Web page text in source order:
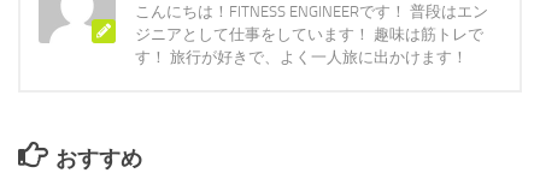
こんにちは！FITNESS ENGINEERです！ 普段はエン
ジニアとして仕事をしています！ 趣味は筋トレで
す！ 旅行が好きで、よく一人旅に出かけます！
おすすめ